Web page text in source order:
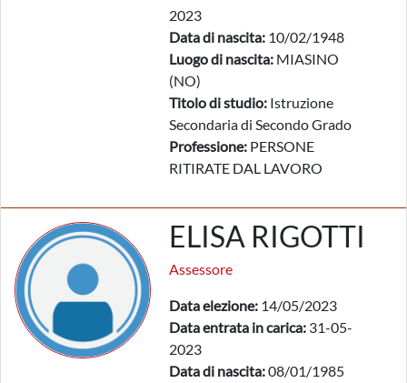
2023
Data di nascita: 10/02/1948
Luogo di nascita: MIASINO
(NO)
Titolo di studio: Istruzione
Secondaria di Secondo Grado
Professione: PERSONE
RITIRATE DAL LAVORO
ELISA RIGOTTI
Assessore
Data elezione: 14/05/2023
Data entrata in carica: 31-05-
2023
Data di nascita:08/01/1985